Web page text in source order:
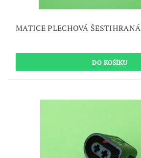
MATICE PLECHOVÁ